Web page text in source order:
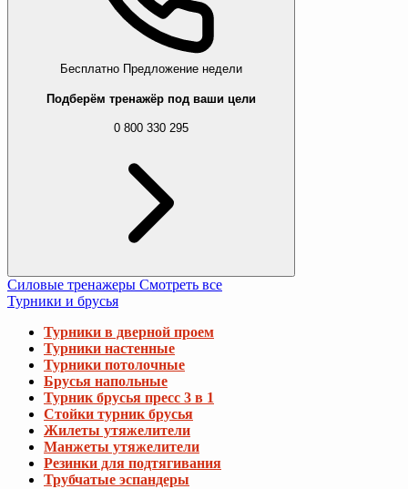
Бесплатно Предложение недели
Подберём тренажёр под ваши цели
0 800 330 295
Силовые тренажеры Смотреть все
Турники и брусья
Турники в дверной проем
Турники настенные
Турники потолочные
Брусья напольные
Турник брусья пресс 3 в 1
Стойки турник брусья
Жилеты утяжелители
Манжеты утяжелители
Резинки для подтягивания
Трубчатые эспандеры